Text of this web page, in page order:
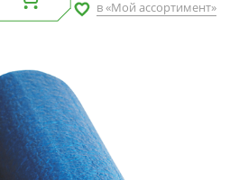
в «Мой ассортимент»